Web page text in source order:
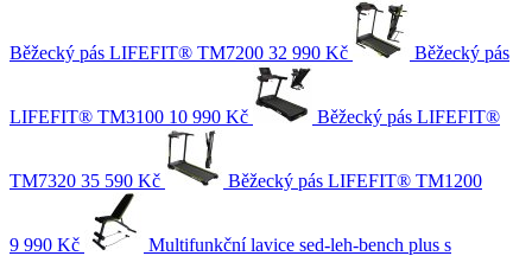
Běžecký pás LIFEFIT® TM7200 32 990 Kč Běžecký pás
LIFEFIT® TM3100 10 990 Kč Běžecký pás LIFEFIT®
TM7320 35 590 Kč Běžecký pás LIFEFIT® TM1200
9 990 Kč Multifunkční lavice sed-leh-bench plus s